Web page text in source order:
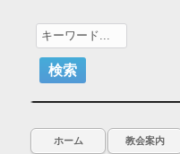
ホーム 教会案内